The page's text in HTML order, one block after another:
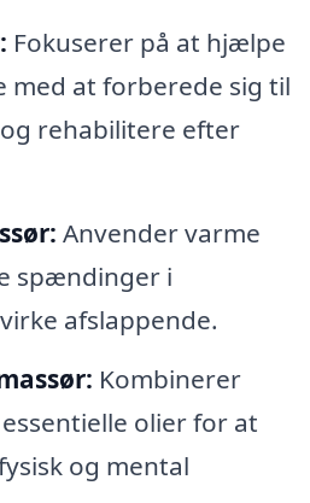
Fokuserer på at hjælpe
at forberede sig til
rehabilitere efter
Anvender varme
spændinger i
afslappende.
Kombinerer
olier for at
og mental